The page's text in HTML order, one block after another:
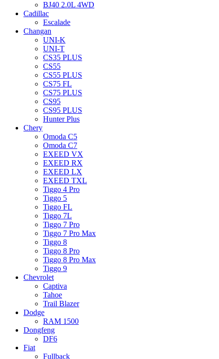
BJ40 2.0L 4WD
Cadillac
Escalade
Changan
UNI-K
UNI-T
CS35 PLUS
CS55
CS55 PLUS
CS75 FL
CS75 PLUS
CS95
CS95 PLUS
Hunter Plus
Chery
Omoda C5
Omoda C7
EXEED VX
EXEED RX
EXEED LX
EXEED TXL
Tiggo 4 Pro
Tiggo 5
Tiggo FL
Tiggo 7L
Tiggo 7 Pro
Tiggo 7 Pro Max
Tiggo 8
Tiggo 8 Pro
Tiggo 8 Pro Max
Tiggo 9
Chevrolet
Captiva
Tahoe
Trail Blazer
Dodge
RAM 1500
Dongfeng
DF6
Fiat
Fullback